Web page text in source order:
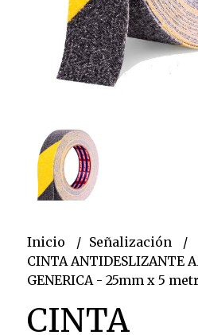
Inicio
Señalización
CINTA ANTIDESLIZANTE
GENERICA - 25mm x 5
CINTA